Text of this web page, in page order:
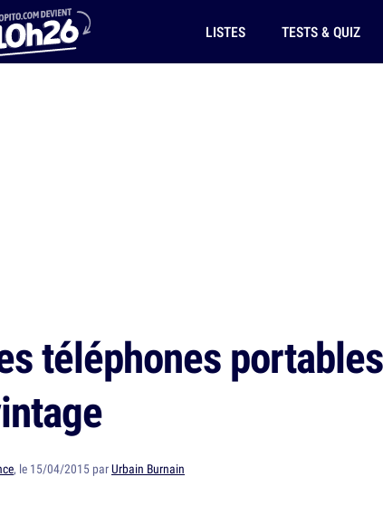
LISTES TESTS & QUIZ
téléphones
, le 15/04/2015 parUrbain Burnain